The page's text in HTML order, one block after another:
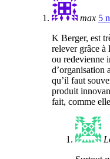
max 5
K Berger, est
relever grâce à
ou redevienne
d’organisation
qu’il faut
produit
fait, comme